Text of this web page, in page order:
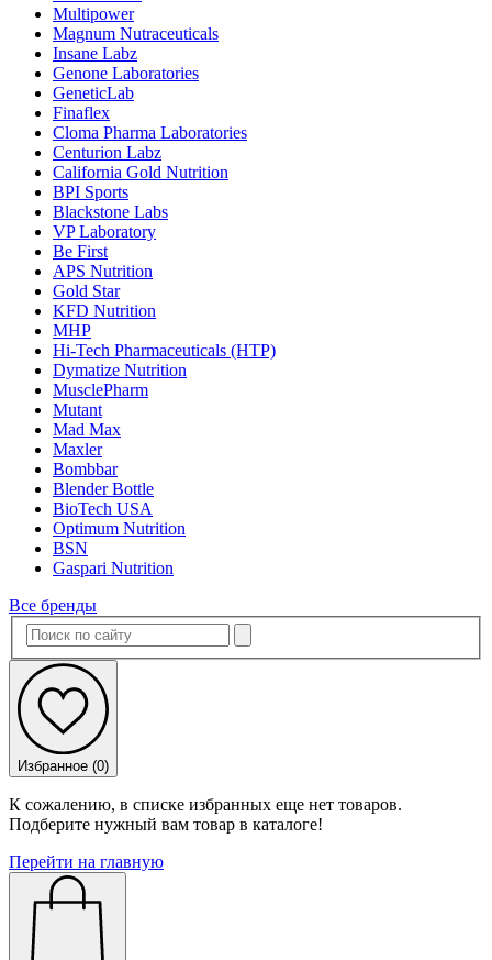
Multipower
Magnum Nutraceuticals
Insane Labz
Genone Laboratories
GeneticLab
Finaflex
Cloma Pharma Laboratories
Centurion Labz
California Gold Nutrition
BPI Sports
Blackstone Labs
VP Laboratory
Be First
APS Nutrition
Gold Star
KFD Nutrition
MHP
Hi-Tech Pharmaceuticals (HTP)
Dymatize Nutrition
MusclePharm
Mutant
Mad Max
Maxler
Bombbar
Blender Bottle
BioTech USA
Optimum Nutrition
BSN
Gaspari Nutrition
Все бренды
Избранное (0)
К сожалению, в списке избранных еще нет товаров.
Подберите нужный вам товар в каталоге!
Перейти на главную